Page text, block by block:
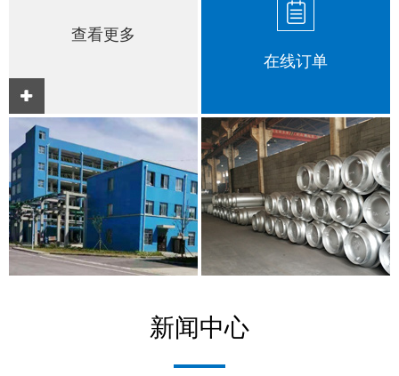
查看更多
在线订单
新闻中心